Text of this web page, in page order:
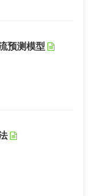
预测模型